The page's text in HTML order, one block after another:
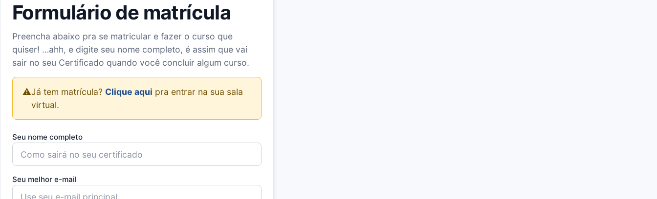
Formulário de matrícula
Preencha abaixo pra se matricular e fazer o curso que
quiser! …ahh, e digite seu nome completo, é assim que vai
sair no seu Certificado quando você concluir algum curso.
⚠️Já tem matrícula? Clique aqui pra entrar na sua sala
virtual.
Seu nome completo
Seu melhor e-mail